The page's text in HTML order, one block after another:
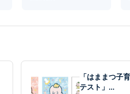
「はままつ子
テスト」...